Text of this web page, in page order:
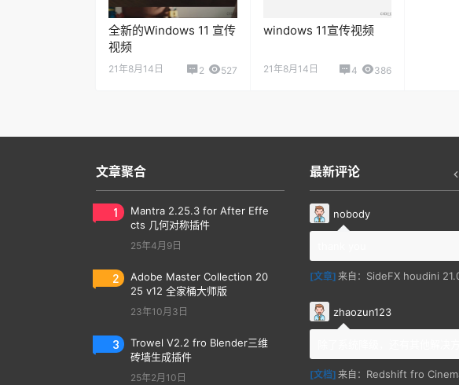
全新的Windows 11 宣传
视频
21年8月14日
文章聚合
1
Mantra 2.25.3 for After Effe
cts 几何对称插件
25年4月9日
2
Adobe Master Collection 20
25 v12 全家桶大师版
23年10月3日
3
Trowel V2.2 fro Blender三维
砖墙生成插件
25年2月10日
最新评论
nobody
[文章] 来自： SideFX houdini
zhaozun123
[文档] 来自： Redshift fro Cinema